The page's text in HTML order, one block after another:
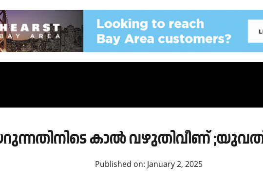
കാൽ വഴുതിവീണ്
Published on: January 2, 2025